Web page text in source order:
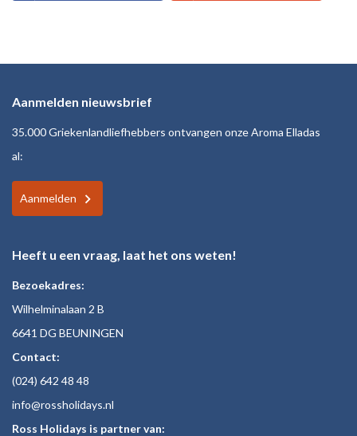
Aanmelden nieuwsbrief
35.000 Griekenlandliefhebbers ontvangen onze Aroma Elladas
al:
Aanmelden
Heeft u een vraag, laat het ons weten!
Bezoekadres:
Wilhelminalaan 2 B
6641 DG BEUNINGEN
Contact:
(024) 642 48 48
info@rossholidays.nl
Ross Holidays is partner van: